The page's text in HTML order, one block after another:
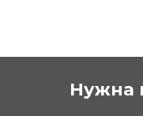
Нужна